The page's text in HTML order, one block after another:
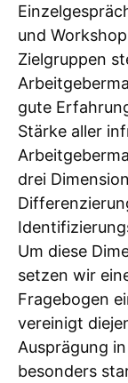
und
Zielgruppen
gute
Stärke aller
drei
Um diese
setzen wir
Fragebogen
vereinigt
Ausprägung
besonders